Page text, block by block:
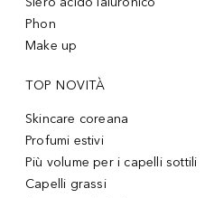
Phon
Make up
TOP NOVITÀ
Skincare coreana
Profumi estivi
Più volume per i capelli sottili
Capelli grassi